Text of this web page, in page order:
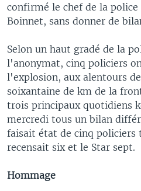
confirmé le chef de la police
Boinnet, sans donner de
Selon un haut gradé de la
l'anonymat, cinq policiers
l'explosion, aux alentours
soixantaine de km de la
trois principaux quotidiens
mercredi tous un bilan
faisait état de cinq policiers
recensait six et le Star sept.
Hommage